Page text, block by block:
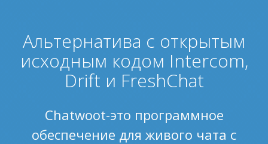
Альтернатива с открытым
исходным кодом Intercom,
Drift и FreshChat
Chatwoot-это программное
обеспечение для живого чата с